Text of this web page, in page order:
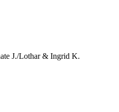
J./Lothar & Ingrid K.